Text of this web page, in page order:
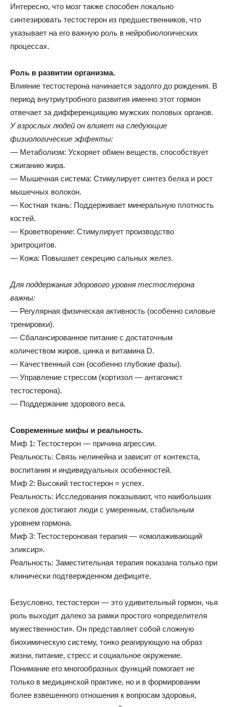
Интересно, что мозг также способен локально
синтезировать тестостерон из предшественников, что
указывает на его важную роль в нейробиологических
процессах.
Роль в развитии организма.
Влияние тестостерона начинается задолго до рождения. В
период внутриутробного развития именно этот гормон
отвечает за дифференциацию мужских половых органов.
У взрослых людей он влияет на следующие
физиологические эффекты:
— Метаболизм: Ускоряет обмен веществ, способствует
сжиганию жира.
— Мышечная система: Стимулирует синтез белка и рост
мышечных волокон.
— Костная ткань: Поддерживает минеральную плотность
костей.
— Кроветворение: Стимулирует производство
эритроцитов.
— Кожа: Повышает секрецию сальных желез.
Для поддержания здорового уровня тестостерона
важны:
— Регулярная физическая активность (особенно силовые
тренировки).
— Сбалансированное питание с достаточным
количеством жиров, цинка и витамина D.
— Качественный сон (особенно глубокие фазы).
— Управление стрессом (кортизол — антагонист
тестостерона).
— Поддержание здорового веса.
Современные мифы и реальность.
Миф 1: Тестостерон — причина агрессии.
Реальность: Связь нелинейна и зависит от контекста,
воспитания и индивидуальных особенностей.
Миф 2: Высокий тестостерон = успех.
Реальность: Исследования показывают, что наибольших
успехов достигают люди с умеренным, стабильным
уровнем гормона.
Миф 3: Тестостероновая терапия — «омолаживающий
эликсир».
Реальность: Заместительная терапия показана только при
клинически подтвержденном дефиците.
Безусловно, тестостерон — это удивительный гормон, чья
роль выходит далеко за рамки простого «определителя
мужественности». Он представляет собой сложную
биохимическую систему, тонко реагирующую на образ
жизни, питание, стресс и социальное окружение.
Понимание его многообразных функций помогает не
только в медицинской практике, но и в формировании
более взвешенного отношения к вопросам здоровья,